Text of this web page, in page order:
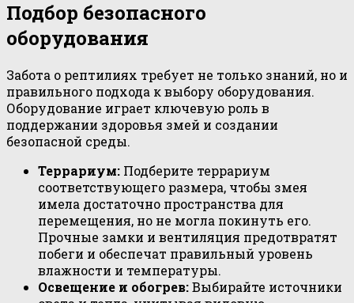
Подбор безопасного
оборудования
Забота о рептилиях требует не только знаний, но и
правильного подхода к выбору оборудования.
Оборудование играет ключевую роль в
поддержании здоровья змей и создании
безопасной среды.
Террариум: Подберите террариум
соответствующего размера, чтобы змея
имела достаточно пространства для
перемещения, но не могла покинуть его.
Прочные замки и вентиляция предотвратят
побеги и обеспечат правильный уровень
влажности и температуры.
Освещение и обогрев:Выбирайте источники